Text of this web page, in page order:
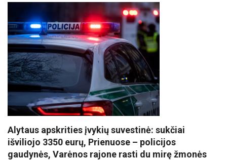
Alytaus apskrities įvykių suvestinė: sukčiai
išviliojo 3350 eurų, Prienuose – policijos
gaudynės, Varėnos rajone rasti du mirę žmonės